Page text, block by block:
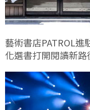
藝術書店PATROL
化選書打開閱讀新路